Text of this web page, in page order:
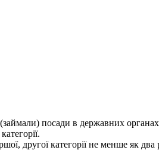
посади в державних
другої категорії не менше як